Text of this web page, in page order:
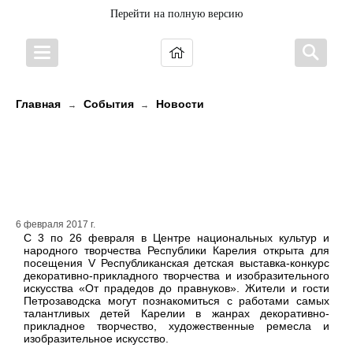
Перейти на полную версию
Главная → События → Новости
6 февраля 2017 г.
С 3 по 26 февраля в Центре национальных культур и
народного творчества Республики Карелия открыта для
посещения V Республиканская детская выставка-конкурс
декоративно-прикладного творчества и изобразительного
искусства «От прадедов до правнуков». Жители и гости
Петрозаводска могут познакомиться с работами самых
талантливых детей Карелии в жанрах декоративно-
прикладное творчество, художественные ремесла и
изобразительное искусство.